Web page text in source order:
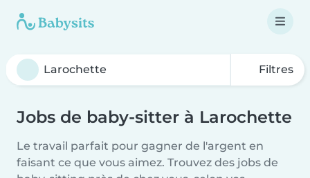
Filtres
Jobs de baby-sitter à Larochette
Le travail parfait pour gagner de l'argent en
faisant ce que vous aimez. Trouvez des jobs de